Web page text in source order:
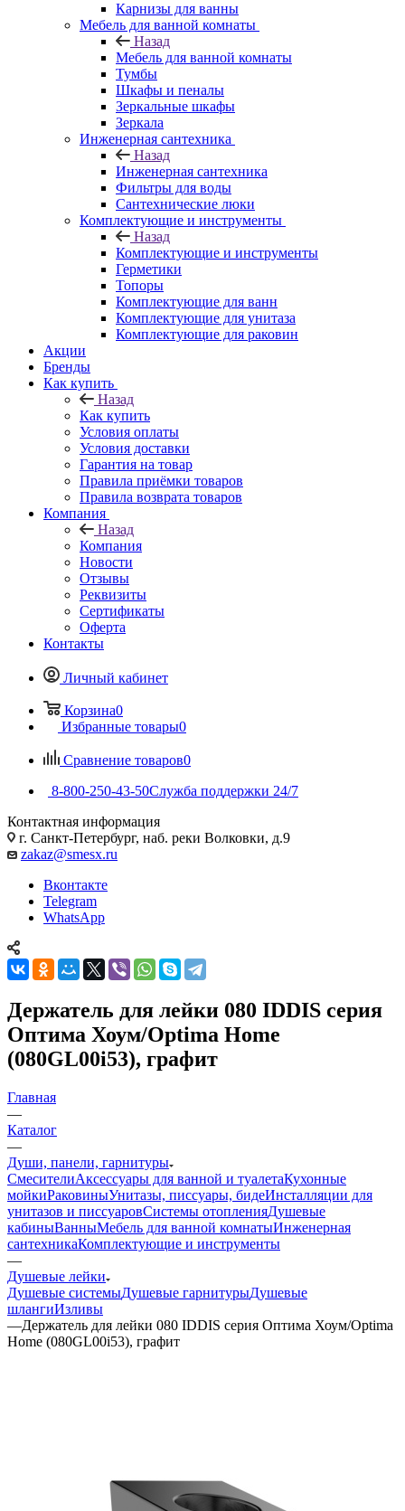
Карнизы для ванны
Мебель для ванной комнаты
Назад
Мебель для ванной комнаты
Тумбы
Шкафы и пеналы
Зеркальные шкафы
Зеркала
Инженерная сантехника
Назад
Инженерная сантехника
Фильтры для воды
Сантехнические люки
Комплектующие и инструменты
Назад
Комплектующие и инструменты
Герметики
Топоры
Комплектующие для ванн
Комплектующие для унитаза
Комплектующие для раковин
Акции
Бренды
Как купить
Назад
Как купить
Условия оплаты
Условия доставки
Гарантия на товар
Правила приёмки товаров
Правила возврата товаров
Компания
Назад
Компания
Новости
Отзывы
Реквизиты
Сертификаты
Оферта
Контакты
Личный кабинет
Корзина0
Избранные товары0
Сравнение товаров0
8-800-250-43-50Служба поддержки 24/7
Контактная информация
г. Санкт-Петербург, наб. реки Волковки, д.9
zakaz@smesx.ru
Вконтакте
Telegram
WhatsApp
Держатель для лейки 080 IDDIS серия
Оптима Хоум/Optima Home
(080GL00i53), графит
Главная
—
Каталог
—
Души, панели, гарнитуры
СмесителиАксессуары для ванной и туалетаКухонные
мойкиРаковиныУнитазы, писсуары, бидеИнсталляции для
унитазов и писсуаровСистемы отопленияДушевые
кабиныВанныМебель для ванной комнатыИнженерная
сантехникаКомплектующие и инструменты
—
Душевые лейки
Душевые системыДушевые гарнитурыДушевые
шлангиИзливы
—Держатель для лейки 080 IDDIS серия Оптима Хоум/Optima
Home (080GL00i53), графит